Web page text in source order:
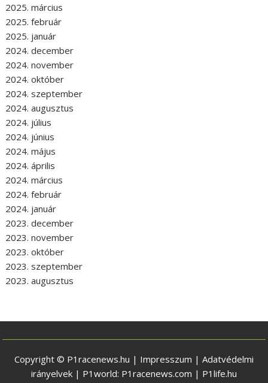
2025. március
2025. február
2025. január
2024. december
2024. november
2024. október
2024. szeptember
2024. augusztus
2024. július
2024. június
2024. május
2024. április
2024. március
2024. február
2024. január
2023. december
2023. november
2023. október
2023. szeptember
2023. augusztus
Copyright © P1racenews.hu | Impresszum | Adatvédelmi
irányelvek | P1world: P1racenews.com | P1life.hu